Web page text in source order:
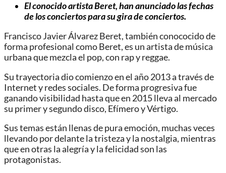
El conocido artista Beret, han anunciado las fechas
de los conciertos para su gira de conciertos.
Francisco Javier Álvarez Beret, también conococido de
forma profesional como Beret, es un artista de música
urbana que mezcla el pop, con rap y reggae.
Su trayectoria dio comienzo en el año 2013 a través de
Internet y redes sociales. De forma progresiva fue
ganando visibilidad hasta que en 2015 lleva al mercado
su primer y segundo disco, Efímero y Vértigo.
Sus temas están llenas de pura emoción, muchas veces
llevando por delante la tristeza y la nostalgia, mientras
que en otras la alegría y la felicidad son las
protagonistas.